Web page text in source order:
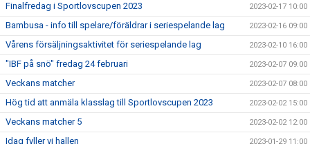
Finalfredag i Sportlovscupen 2023 2023-02-17 10:00
Bambusa - info till spelare/föräldrar i seriespelande lag 2023-02-16 09:00
Vårens försäljningsaktivitet för seriespelande lag 2023-02-10 16:00
"IBF på snö" fredag 24 februari 2023-02-07 09:00
Veckans matcher 2023-02-07 08:00
Hög tid att anmäla klasslag till Sportlovscupen 2023 2023-02-02 15:00
Veckans matcher 5 2023-02-02 12:00
Idag fyller vi hallen 2023-01-29 11:00